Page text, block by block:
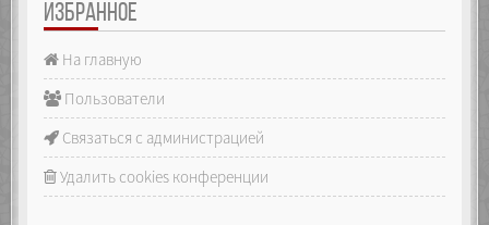
ИЗБРАННОЕ
На главную
Пользователи
Связаться с администрацией
Удалить cookies конференции